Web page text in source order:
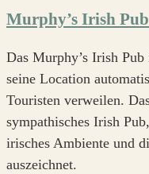
Murphy’s Irish
Das Murphy’s Irish
seine Location
Touristen verweilen.
sympathisches Irish
irisches Ambiente und
auszeichnet.